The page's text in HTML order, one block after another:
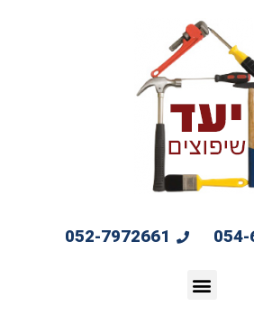
052-7972661